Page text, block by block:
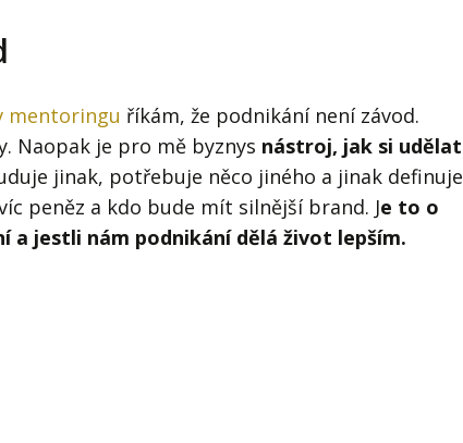
mentoringu říkám, že podnikání není závod.
Naopak je pro mě byznys nástroj, jak si udělat
jinak, potřebuje něco jiného a jinak
peněz a kdo bude mít silnější brand. Je to o
a jestli nám podnikání dělá život lepším.